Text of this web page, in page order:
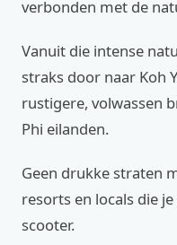
verbonden met de
Vanuit die intense
straks door naar Koh
rustigere, volwassen
Phi eilanden.
Geen drukke straten
resorts en locals die
scooter.